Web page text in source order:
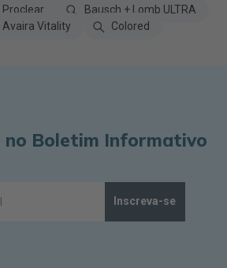
Proclear
Bausch + Lomb ULTRA
Avaira Vitality Colored
no Boletim Informativo
Inscreva-se